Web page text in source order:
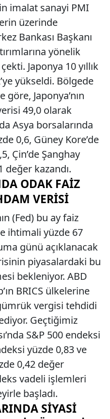
imalat sanayi PMI
üzerinde
Bankası Başkanı
yönelik
Japonya 10 yıllık
yükseldi. Bölgede
Japonya’nın
49,0 olarak
Asya borsalarında
0,6, Güney Kore’de
Çin’de Şanghay
değer kazandı.
ODAK FAIZ
VERISI
(Fed) bu ay faiz
ihtimali yüzde 67
günü açıklanacak
piyasalardaki bu
bekleniyor. ABD
BRICS ülkelerine
vergisi tehdidi
Geçtiğimiz
S&P 500 endeksi
yüzde 0,83 ve
0,42 değer
vadeli işlemleri
başladı.
SIYASI